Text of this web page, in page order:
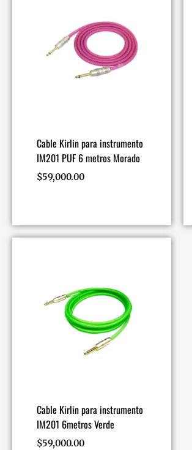
Cable Kirlin para instrumento
IM201 PUF 6 metros Morado
$59,000.00
Cable Kirlin para instrumento
IM201 6metros Verde
$59,000.00